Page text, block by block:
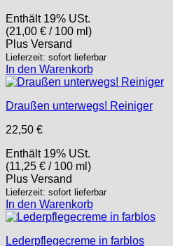
Enthält 19% USt.
(21,00 € / 100 ml)
Plus Versand
Lieferzeit: sofort lieferbar
In den Warenkorb
Draußen unterwegs! Reiniger
22,50 €
Enthält 19% USt.
(11,25 € / 100 ml)
Plus Versand
Lieferzeit: sofort lieferbar
In den Warenkorb
Lederpflegecreme in farblos